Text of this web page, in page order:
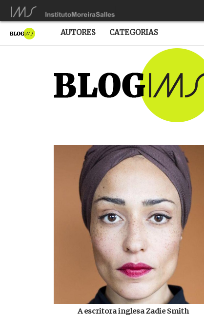
AUTORES CATEGORIAS
A escritora inglesa Zadie Smith